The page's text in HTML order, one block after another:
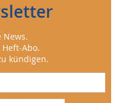
News.
Abo.
kündigen.